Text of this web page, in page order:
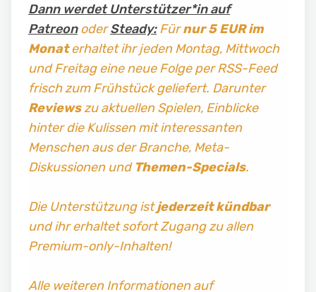
Dann werdet Unterstützer*in auf
PatreonoderSteady:Fürnur 5 EUR im
Monaterhaltet ihr jeden Montag, Mittwoch
und Freitag eine neue Folge per RSS-Feed
frisch zum Frühstück geliefert. Darunter
Reviewszu aktuellen Spielen, Einblicke
hinter die Kulissen mit interessanten
Menschen aus der Branche, Meta-
Diskussionen und Themen-Specials.
Die Unterstützung istjederzeit kündbar
und ihr erhaltet sofort Zugang zu allen
Premium-only-Inhalten!
Alle weiteren Informationen auf